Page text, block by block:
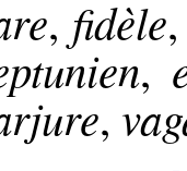
, fi­dèle
,
,